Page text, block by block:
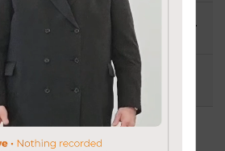
דרעזדנער-שמעלצער שמועס
טעם זקנים - שאל אביך